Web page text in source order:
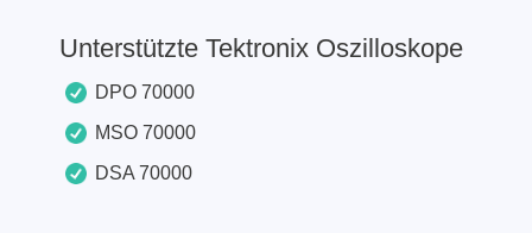
Unterstützte Tektronix Oszilloskope
DPO 70000
MSO 70000
DSA 70000